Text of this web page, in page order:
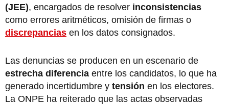
(JEE), encargados de resolver inconsistencias
como errores aritméticos, omisión de firmas o
discrepancias en los datos consignados.
Las denuncias se producen en un escenario de
estrecha diferencia entre los candidatos, lo que ha
generado incertidumbre y tensión en los electores.
La ONPE ha reiterado que las actas observadas